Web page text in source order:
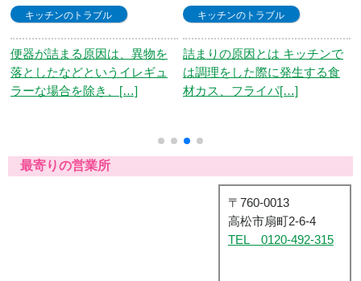
キッチンのトラブル
詰まりの原因とは キッチンで
は調理をした際に発生する食
材カス、フライパ[…]
台所（キッチン）は修理や部
品の交換も必要となる、大き
最寄りの営業所
〒760-0013
高松市扇町2-6-4
TEL 0120-492-315